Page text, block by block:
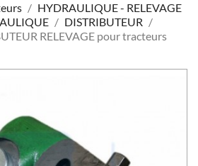
HYDRAULIQUE - RELEVAGE
DISTRIBUTEUR
RELEVAGE pour tracteurs